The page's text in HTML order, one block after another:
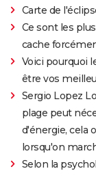
Carte de
Ce sont les
cache
Voici pourquoi
être vos
Sergio Lopez
plage peut
d'énergie, cela
lorsqu'on
Selon la